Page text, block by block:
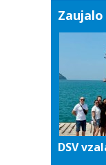
Zaujalo
DSV